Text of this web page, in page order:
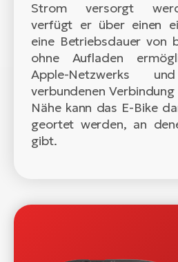
Strom versorgt
verfügt er über einen
eine Betriebsdauer von
ohne Aufladen
Apple-Netzwerks
verbundenen
Nähe kann das E-Bike
geortet werden, an
gibt.